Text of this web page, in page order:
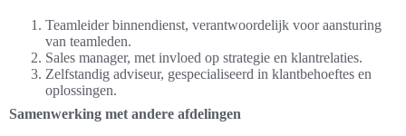
Teamleider binnendienst, verantwoordelijk voor aansturing
van teamleden.
Sales manager, met invloed op strategie en klantrelaties.
Zelfstandig adviseur, gespecialiseerd in klantbehoeftes en
oplossingen.
Samenwerking met andere afdelingen